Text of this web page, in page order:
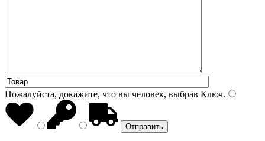
Пожалуйста, докажите, что вы человек, выбрав Ключ.